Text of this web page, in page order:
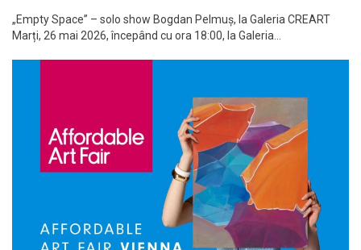
„Empty Space” – solo show Bogdan Pelmuș, la Galeria CREART
Marți, 26 mai 2026, începând cu ora 18:00, la Galeria...